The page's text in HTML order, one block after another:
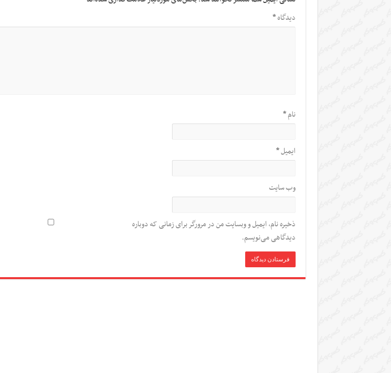
دیدگاه*
نام*
ایمیل*
وب‌ سایت
ذخیره نام، ایمیل و وبسایت من در مرورگر برای زمانی که دوباره
دیدگاهی می‌نویسم.